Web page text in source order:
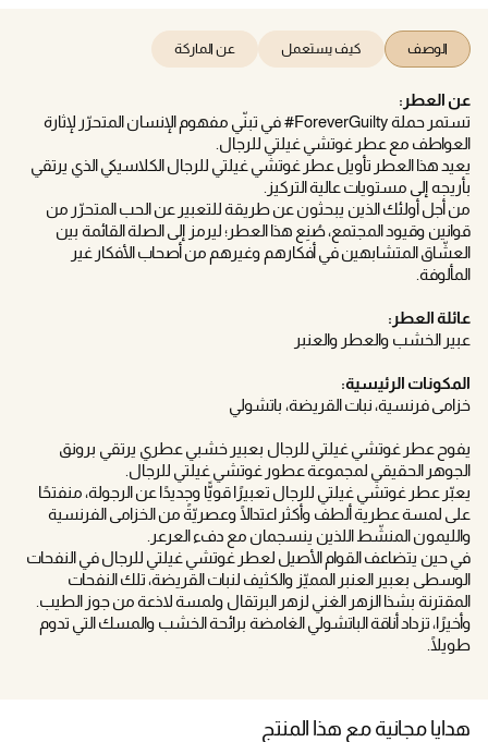
الوصف كيف يستعمل عن الماركة
عن العطر:
تستمر حملة ‎#ForeverGuilty في تبنّي مفهوم الإنسان المتحرّر لإثارة
العواطف مع عطر غوتشي غيلتي للرجال.
يعيد هذا العطر تأويل عطر غوتشي غيلتي للرجال الكلاسيكي الذي يرتقي
بأريجه إلى مستويات عالية التركيز.
من أجل أولئك الذين يبحثون عن طريقة للتعبير عن الحب المتحرّر من
قوانين وقيود المجتمع، صُنِع هذا العطر؛ ليرمز إلى الصلة القائمة بين
العشّاق المتشابهين في أفكارهم وغيرهم من أصحاب الأفكار غير
المألوفة.
عائلة العطر:
عبير الخشب والعطر والعنبر
المكونات الرئيسية:
خزامى فرنسية، نبات القريضة، باتشولي
يفوح عطر غوتشي غيلتي للرجال بعبير خشبي عطري يرتقي برونق
الجوهر الحقيقي لمجموعة عطور غوتشي غيلتي للرجال.
يعبّر عطر غوتشي غيلتي للرجال تعبيرًا قويًّا وجديدًا عن الرجولة، منفتحًا
على لمسة عطرية ألطف وأكثر اعتدالًا وعصريّةً من الخزامى الفرنسية
والليمون المنشّط اللذين ينسجمان مع دفء العرعر.
في حين يتضاعف القوام الأصيل لعطر غوتشي غيلتي للرجال في النفحات
الوسطى بعبير العنبر المميّز والكثيف لنبات القريضة، تلك النفحات
المقترنة بشذا الزهر الغني لزهر البرتقال ولمسة لاذعة من جوز الطيب.
وأخيرًا، تزداد أناقة الباتشولي الغامضة برائحة الخشب والمسك التي تدوم
طويلًا.
هدايا مجانية مع هذا المنتج